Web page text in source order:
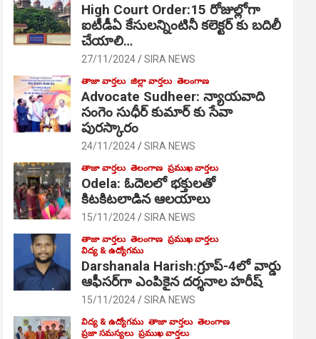
High Court Order:15 రోజుల్లోగా
ఐటీడీఏ కేసులన్నింటినీ కలెక్టర్ కు బదిలీ
చేయాలి…
27/11/2024 SIRA NEWS
తాజా వార్తలు జిల్లా వార్తలు తెలంగాణ
Advocate Sudheer: న్యాయవాది
సంగెం సుధీర్ కుమార్ కు సేవా
పురస్కారం
24/11/2024 SIRA NEWS
తాజా వార్తలు తెలంగాణ ప్రముఖ వార్తలు
Odela: ఓదెల‌లో భక్తులతో
కిటకిటలాడిన ఆల‌యాలు
15/11/2024 SIRA NEWS
తాజా వార్తలు తెలంగాణ ప్రముఖ వార్తలు
విద్య & ఉద్యోగము
Darshanala Harish:గ్రూప్-4లో వార్డు
ఆఫీసర్‌గా ఎంపికైన దర్శనాల హరీష్
15/11/2024 SIRA NEWS
విద్య & ఉద్యోగము తాజా వార్తలు తెలంగాణ
ప్రజా సమస్యలు ప్రముఖ వార్తలు